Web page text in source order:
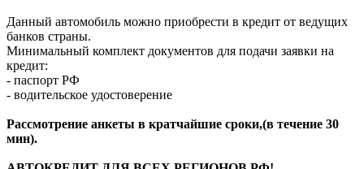
Данный автомобиль можно приобрести в кредит от ведущих
банков страны.
Минимальный комплект документов для подачи заявки на
кредит:
- паспорт РФ
- водительское удостоверение
Рассмотрение анкеты в кратчайшие сроки,(в течение 30
мин).